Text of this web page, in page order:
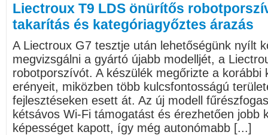
Liectroux T9 LDS önürítős
takarítás és kategóriagyőztes árazás
A Liectroux G7 tesztje után lehetőségünk nyílt
megvizsgálni a gyártó újabb modelljét, a
robotporszívót. A készülék megőrizte a korábbi
erényeit, miközben több kulcsfontosságú
fejlesztéseken esett át. Az új modell
kétsávos Wi-Fi támogatást és érezhetően jobb
képességet kapott, így még autonómabb [...]